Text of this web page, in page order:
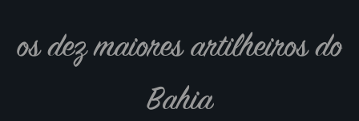
os dez maiores artilheiros do
Bahia